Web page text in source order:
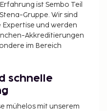
ist Sembo Teil
Gruppe. Wir sind
und werden
Akkreditierungen
im Bereich
schnelle
mühelos mit unserem